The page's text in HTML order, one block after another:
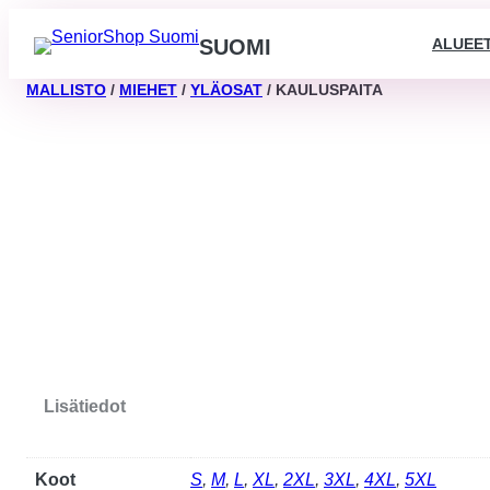
SUOMI
MALLISTO / MIEHET / YLÄOSAT / KAULUSPAITA
Lisätiedot
Koot S, M, L, XL, 2XL, 3XL, 4XL, 5XL